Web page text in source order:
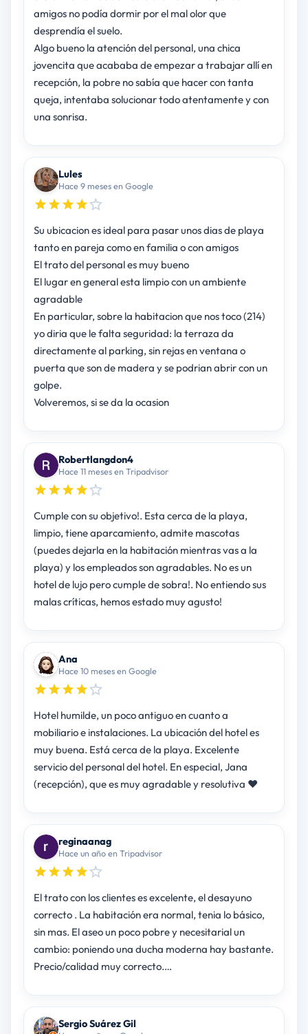
amigos no podía dormir por el mal olor que
desprendía el suelo.
Algo bueno la atención del personal, una chica
jovencita que acababa de empezar a trabajar allí en
recepción, la pobre no sabía que hacer con tanta
queja, intentaba solucionar todo atentamente y con
una sonrisa.
Lules
Hace 9 meses en Google
Su ubicacion es ideal para pasar unos dias de playa
tanto en pareja como en familia o con amigos
El trato del personal es muy bueno
El lugar en general esta limpio con un ambiente
agradable
En particular, sobre la habitacion que nos toco (214)
yo diria que le falta seguridad: la terraza da
directamente al parking, sin rejas en ventana o
puerta que son de madera y se podrian abrir con un
golpe.
Volveremos, si se da la ocasion
Robertlangdon4
Hace 11 meses en Tripadvisor
Cumple con su objetivo!. Esta cerca de la playa,
limpio, tiene aparcamiento, admite mascotas
(puedes dejarla en la habitación mientras vas a la
playa) y los empleados son agradables. No es un
hotel de lujo pero cumple de sobra!. No entiendo sus
malas críticas, hemos estado muy agusto!
Ana
Hace 10 meses en Google
Hotel humilde, un poco antiguo en cuanto a
mobiliario e instalaciones. La ubicación del hotel es
muy buena. Está cerca de la playa. Excelente
servicio del personal del hotel. En especial, Jana
(recepción), que es muy agradable y resolutiva ❤️
reginaanag
Hace un año en Tripadvisor
El trato con los clientes es excelente, el desayuno
correcto . La habitación era normal, tenia lo básico,
sin mas. El aseo un poco pobre y necesitarial un
cambio: poniendo una ducha moderna hay bastante.
Precio/calidad muy correcto.…
Sergio Suárez Gil